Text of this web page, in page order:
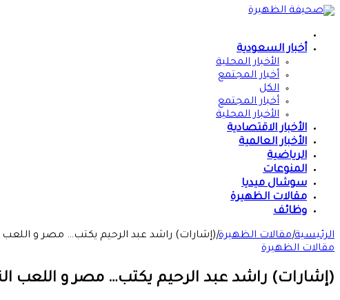
أخبار السعودية
الأخبار المحلية
أخبار المجتمع
الكل
أخبار المجتمع
الأخبار المحلية
الأخبار الاقتصادية
الأخبار العالمية
الرياضية
المنوعات
سوشال ميديا
مقالات الظهيرة
وظائف
الرئيسية|مقالات الظهيرة|(إشارات) راشد عبد الرحيم يكتب… مصر و
مقالات الظهيرة
(إشارات) راشد عبد الرحيم يكتب… مصر و اللعب